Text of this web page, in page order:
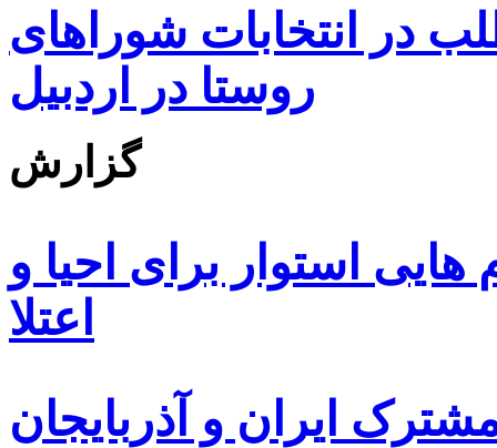
از ۵۰۰۰ داوطلب در انتخابات شوراهای
روستا در اردبیل
گزارش
استوار برای احیا و
اعتلا
ایران و آذربایجان